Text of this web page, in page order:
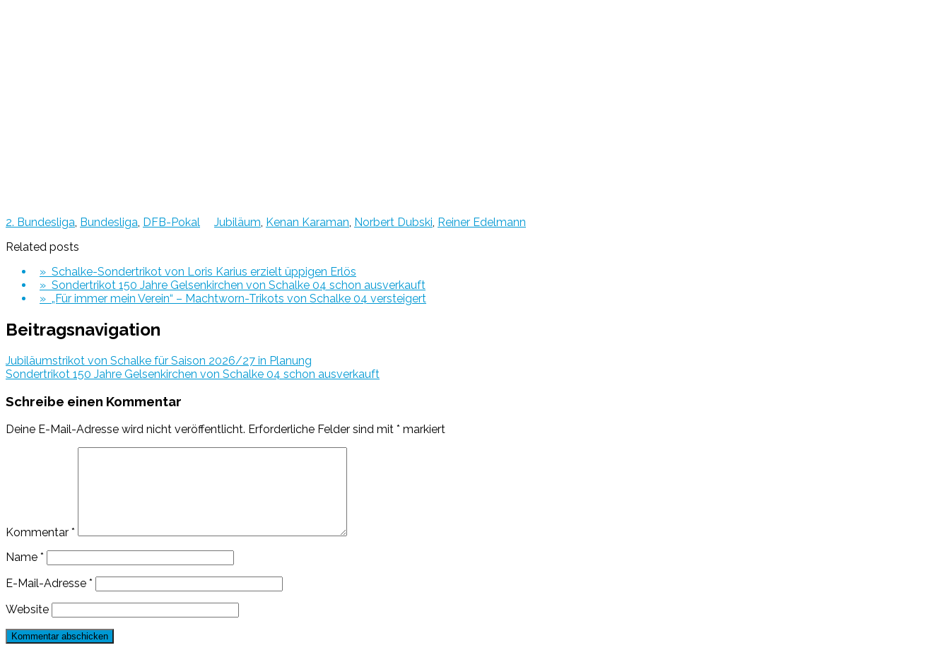
2. Bundesliga, Bundesliga, DFB-Pokal Jubiläum, Kenan Karaman, Norbert Dubski, Reiner Edelmann
Related posts
» Schalke-Sondertrikot von Loris Karius erzielt üppigen Erlös
» Sondertrikot 150 Jahre Gelsenkirchen von Schalke 04 schon ausverkauft
» „Für immer mein Verein“ – Machtworn-Trikots von Schalke 04 versteigert
Beitragsnavigation
Jubiläumstrikot von Schalke für Saison 2026/27 in Planung
Sondertrikot 150 Jahre Gelsenkirchen von Schalke 04 schon ausverkauft
Schreibe einen Kommentar
Deine E-Mail-Adresse wird nicht veröffentlicht. Erforderliche Felder sind mit * markiert
Kommentar *
Name *
E-Mail-Adresse *
Website